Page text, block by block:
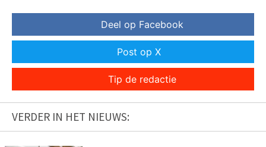
Deel op Facebook
Post op X
Tip de redactie
VERDER IN HET NIEUWS: